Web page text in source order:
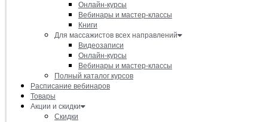
Онлайн-курсы
Вебинары и мастер-классы
Книги
Для массажистов всех направлений
Видеозаписи
Онлайн-курсы
Вебинары и мастер-классы
Полный каталог курсов
Расписание вебинаров
Товары
Акции и скидки
Скидки